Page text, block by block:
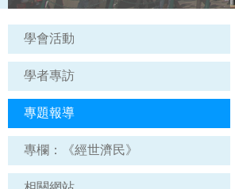
學會活動
學者專訪
專題報導
專欄：《經世濟民》